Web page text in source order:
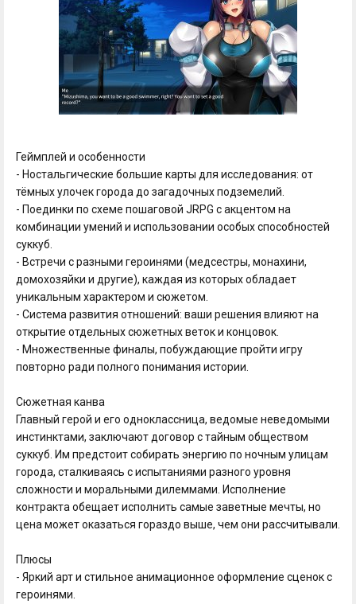
Геймплей и особенности
- Ностальгические большие карты для исследования: от
тёмных улочек города до загадочных подземелий.
- Поединки по схеме пошаговой JRPG с акцентом на
комбинации умений и использовании особых способностей
суккуб.
- Встречи с разными героинями (медсестры, монахини,
домохозяйки и другие), каждая из которых обладает
уникальным характером и сюжетом.
- Система развития отношений: ваши решения влияют на
открытие отдельных сюжетных веток и концовок.
- Множественные финалы, побуждающие пройти игру
повторно ради полного понимания истории.
Сюжетная канва
Главный герой и его одноклассница, ведомые неведомыми
инстинктами, заключают договор с тайным обществом
суккуб. Им предстоит собирать энергию по ночным улицам
города, сталкиваясь с испытаниями разного уровня
сложности и моральными дилеммами. Исполнение
контракта обещает исполнить самые заветные мечты, но
цена может оказаться гораздо выше, чем они рассчитывали.
Плюсы
- Яркий арт и стильное анимационное оформление сценок с
героинями.